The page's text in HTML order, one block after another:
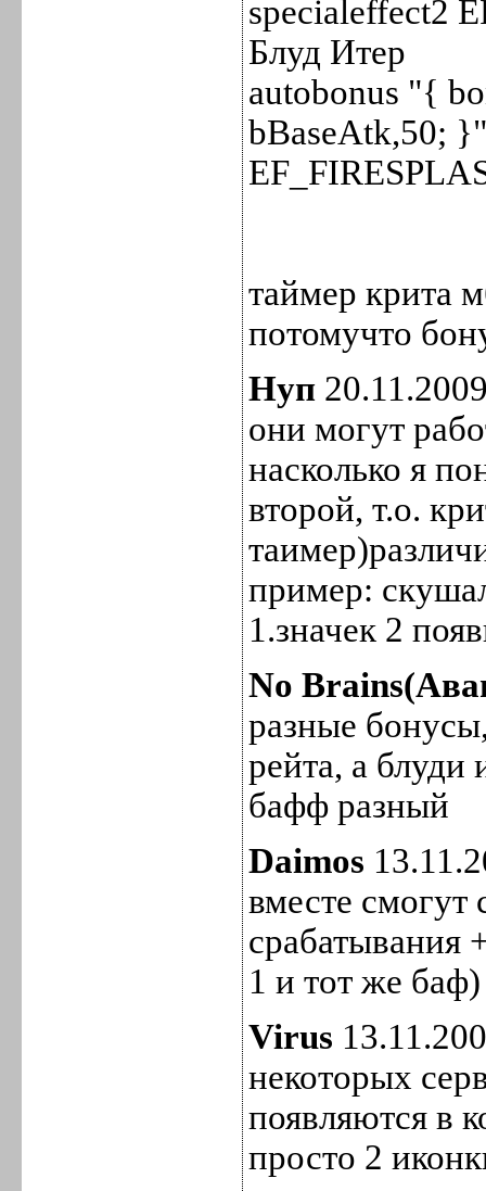
specialeffect2
Блуд Итер
autobonus "{
bBaseAtk,50;
таймер крита
потомучто
Нуп
они могут
насколько я
второй, т.о.
пример:
1.значек 2
No
разные
рейта, а блуди
бафф разный
Daimos
вместе смогут
срабатывания
1 и тот же баф)
Virus
некоторых
появляются в
просто 2